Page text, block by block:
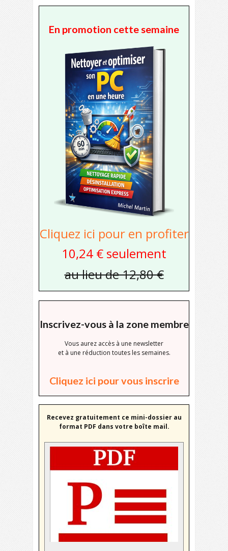
En promotion cette semaine
Cliquez ici pour en profiter
10,24 € seulement
au lieu de 12,80 €
Inscrivez-vous à la zone membre
Vous aurez accès à une newsletter
et à une réduction toutes les semaines.
Cliquez ici pour vous inscrire
Recevez gratuitement ce mini-dossier au
format PDF dans votre boîte mail.